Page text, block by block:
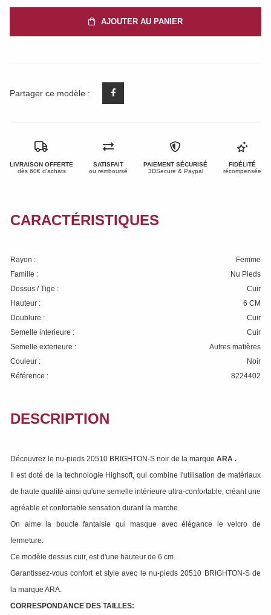
AJOUTER AU PANIER
Partager ce modèle :
LIVRAISON OFFERTE
dès 60€ d'achats
SATISFAIT
ou remboursé
PAIEMENT SÉCURISÉ
3DSecure & Paypal
FIDÉLITÉ
récompensée
CARACTÉRISTIQUES
Rayon :
Femme
Famille :
Nu Pieds
Dessus / Tige :
Cuir
Hauteur :
6 CM
Doublure :
Cuir
Semelle interieure :
Cuir
Semelle exterieure :
Autres matières
Couleur :
Noir
Référence :
8224402
DESCRIPTION
Découvrez le nu-pieds 20510 BRIGHTON-S noir de la marque ARA .
Il est doté de la technologie Highsoft, qui combine l'utilisation de matériaux
de haute qualité ainsi qu'une semelle intérieure ultra-confortable, créant une
agréable et confortable sensation durant la marche.
On aime la boucle fantaisie qui masque avec élégance le velcro de
fermeture.
Ce modèle dessus cuir, est d'une hauteur de 6 cm.
Garantissez-vous confort et style avec le nu-pieds 20510 BRIGHTON-S de
la marque ARA.
CORRESPONDANCE DES TAILLES: